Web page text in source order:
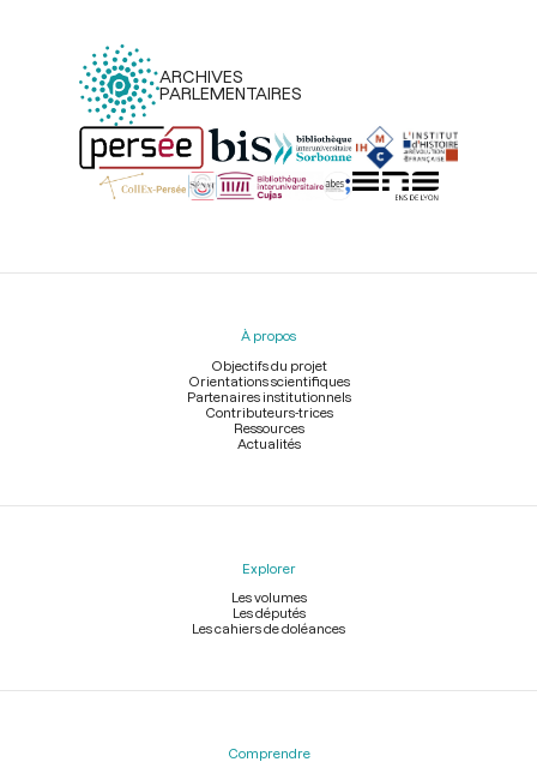
ARCHIVES
PARLEMENTAIRES
Menu
À propos
Objectifs du projet
Orientations scientifiques
Partenaires institutionnels
Contributeurs-trices
Ressources
Actualités
Explorer
Les volumes
Les députés
Les cahiers de doléances
Comprendre